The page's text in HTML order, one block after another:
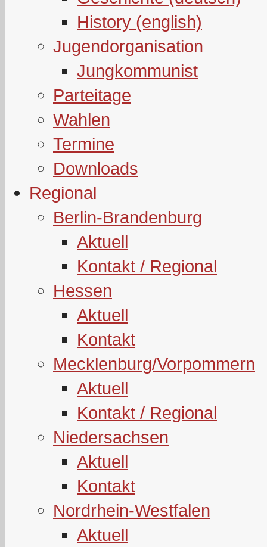
History (english)
Jugendorganisation
Jungkommunist
Parteitage
Wahlen
Termine
Downloads
Regional
Berlin-Brandenburg
Aktuell
Kontakt / Regional
Hessen
Aktuell
Kontakt
Mecklenburg/Vorpommern
Aktuell
Kontakt / Regional
Niedersachsen
Aktuell
Kontakt
Nordrhein-Westfalen
Aktuell